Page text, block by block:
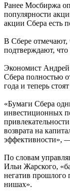
Ранее Мосбиржа
популярности
акции Сбера есть
В Сбере отмечают,
подтверждают,
Экономист Андрей
Сбера полностью
года и теперь
«Бумаги Сбера
инвестиционных
возврата на
эффективности», —
По словам
Ильи Жарского,
негатив прошлого
нишах».